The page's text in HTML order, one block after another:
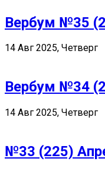
Вербум №35
14 Авг 2025, Четверг
Вербум №34
14 Авг 2025, Четверг
№33 (225)